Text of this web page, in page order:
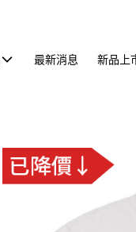
最新消息 新品上